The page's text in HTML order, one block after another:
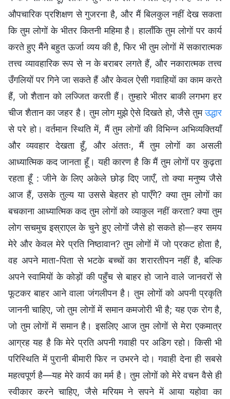
औपचारिक प्रशिक्षण से गुजरना है, और मैं बिलकुल नहीं देख सकता
कि तुम लोगों के भीतर कितनी महिमा है। हालाँकि तुम लोगों पर कार्य
करते हुए मैंने बहुत ऊर्जा व्यय की है, फिर भी तुम लोगों में सकारात्मक
तत्त्व व्यावहारिक रूप से न के बराबर लगते हैं, और नकारात्मक तत्त्व
उँगलियों पर गिने जा सकते हैं और केवल ऐसी गवाहियों का काम करते
हैं, जो शैतान को लज्जित करती हैं। तुम्हारे भीतर बाकी लगभग हर
चीज शैतान का जहर है। तुम लोग मुझे ऐसे दिखते हो, जैसे तुमउद्धार
से परे हो। वर्तमान स्थिति में, मैं तुम लोगों की विभिन्न अभिव्यक्तियाँ
और व्यवहार देखता हूँ, और अंततः, मैं तुम लोगों का असली
आध्यात्मिक कद जानता हूँ। यही कारण है कि मैं तुम लोगों पर कुढ़ता
रहता हूँ : जीने के लिए अकेले छोड़ दिए जाएँ, तो क्या मनुष्य जैसे
आज हैं, उसके तुल्य या उससे बेहतर हो पाएँगे? क्या तुम लोगों का
बचकाना आध्यात्मिक कद तुम लोगों को व्याकुल नहीं करता? क्या तुम
लोग सचमुच इस्राएल के चुने हुए लोगों जैसे हो सकते हो—हर समय
मेरे और केवल मेरे प्रति निष्ठावान? तुम लोगों में जो प्रकट होता है,
वह अपने माता-पिता से भटके बच्चों का शरारतीपन नहीं है, बल्कि
अपने स्वामियों के कोड़ों की पहुँच से बाहर हो जाने वाले जानवरों से
फूटकर बाहर आने वाला जंगलीपन है। तुम लोगों को अपनी प्रकृति
जाननी चाहिए, जो तुम लोगों में समान कमजोरी भी है; यह एक रोग है,
जो तुम लोगों में समान है। इसलिए आज तुम लोगों से मेरा एकमात्र
आग्रह यह है कि मेरे प्रति अपनी गवाही पर अडिग रहो। किसी भी
परिस्थिति में पुरानी बीमारी फिर न उभरने दो। गवाही देना ही सबसे
महत्वपूर्ण है—यह मेरे कार्य का मर्म है। तुम लोगों को मेरे वचन वैसे ही
स्वीकार करने चाहिए, जैसे मरियम ने सपने में आया यहोवा का